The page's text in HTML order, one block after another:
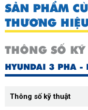
SẢN PHẨM
THƯƠNG
THÔNG SỐ
HYUNDAI 3 PHA -
Thông số kỹ thuật